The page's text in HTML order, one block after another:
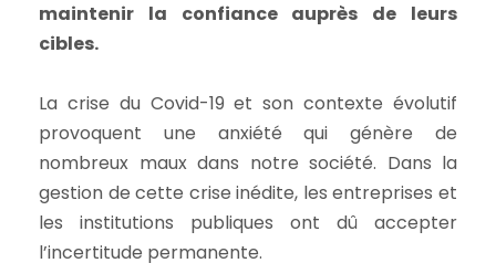
maintenir la confiance auprès de leurs
cibles.
La crise du Covid-19 et son contexte évolutif
provoquent une anxiété qui génère de
nombreux maux dans notre société. Dans la
gestion de cette crise inédite, les entreprises et
les institutions publiques ont dû accepter
l’incertitude permanente.